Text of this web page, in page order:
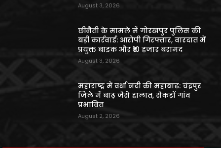
August 3, 2026
छीनैती के मामले में गोरखपुर पुलिस की
बड़ी कार्रवाई: आरोपी गिरफ्तार, वारदात में
प्रयुक्त बाइक और ₹10 हजार बरामद
August 3, 2026
महाराष्ट्र में वर्धा नदी की महाबाढ़: चंद्रपुर
जिले में बाढ़ जैसे हालात, सैकड़ों गांव
प्रभावित
August 2, 2026